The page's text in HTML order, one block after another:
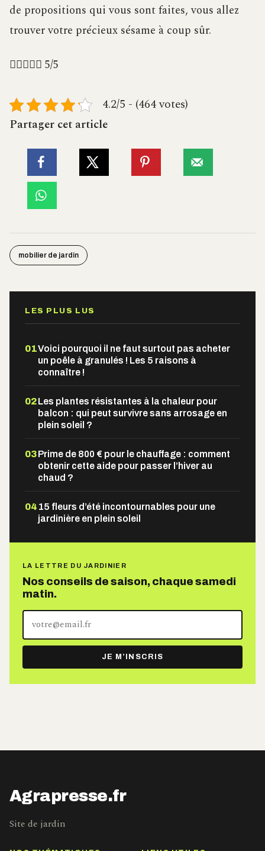
de propositions qui vous sont faites, vous allez
trouver votre précieux sésame à coup sûr.
 5/5
4.2/5 - (464 votes)
Partager cet article
mobilier de jardin
LES PLUS LUS
01Voici pourquoi il ne faut surtout pas acheter
un poêle à granulés ! Les 5 raisons à
connaître !
02Les plantes résistantes à la chaleur pour
balcon : qui peut survivre sans arrosage en
plein soleil ?
03Prime de 800 € pour le chauffage : comment
obtenir cette aide pour passer l’hiver au
chaud ?
04 15 fleurs d’été incontournables pour une
jardinière en plein soleil
LA LETTRE DU JARDINIER
Nos conseils de saison, chaque samedi
matin.
Votre
adresse
e-
mail
JE M’INSCRIS
Agrapresse.fr
Site de jardin